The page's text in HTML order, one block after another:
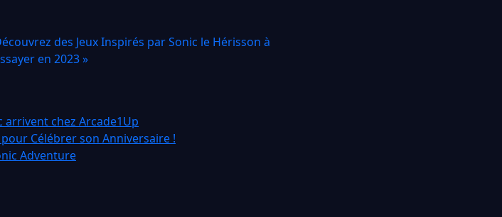
des Jeux Inspirés par Sonic le Hérisson à
en 2023 »
arrivent chez Arcade1Up
Célébrer son Anniversaire !
Adventure